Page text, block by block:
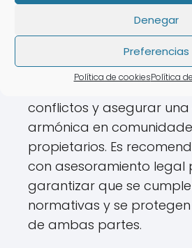
Denegar
Preferencias
Política de cookiesPolítica
La claridad en la
gastos de comunidad es
para propietarios como
Un contrato bien
conflictos y asegurar una
armónica en
propietarios. Es
con asesoramiento legal
garantizar que se
normativas y se protegen
de ambas partes.